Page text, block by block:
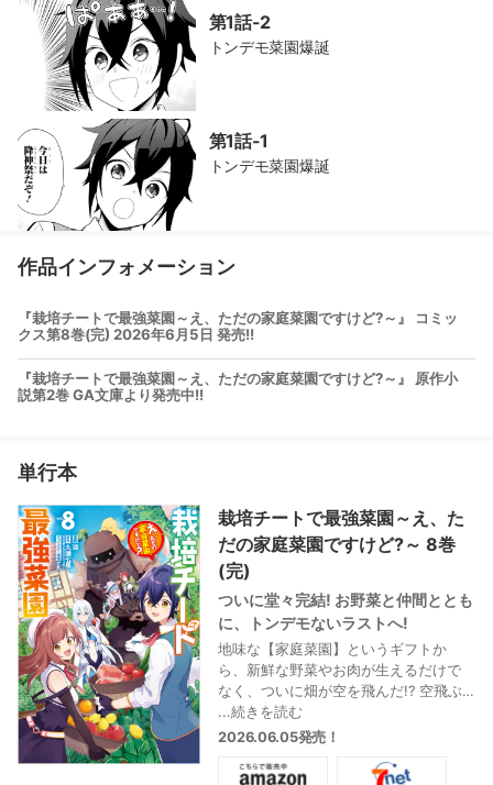
第1話-2
トンデモ菜園爆誕
第1話-1
トンデモ菜園爆誕
作品インフォメーション
『栽培チートで最強菜園～え、ただの家庭菜園ですけど?～』 コミッ
クス第8巻(完) 2026年6月5日 発売!!
『栽培チートで最強菜園～え、ただの家庭菜園ですけど?～』 原作小
説第2巻 GA文庫より発売中!!
単行本
栽培チートで最強菜園～え、た
だの家庭菜園ですけど?～ 8巻
(完)
ついに堂々完結! お野菜と仲間ととも
に、トンデモないラストへ!
地味な【家庭菜園】というギフトか
ら、新鮮な野菜やお肉が生えるだけで
なく、ついに畑が空を飛んだ!? 空飛ぶ
絨毯ならぬ「空飛ぶ家庭菜園」のおか
げで、剣のギフトを持つ妹・セナは翼
を得たも同然。レッドドラゴンとい
ざ、空中戦へ! さらに、シーファさんと
...続きを読む
2026.06.05発売！